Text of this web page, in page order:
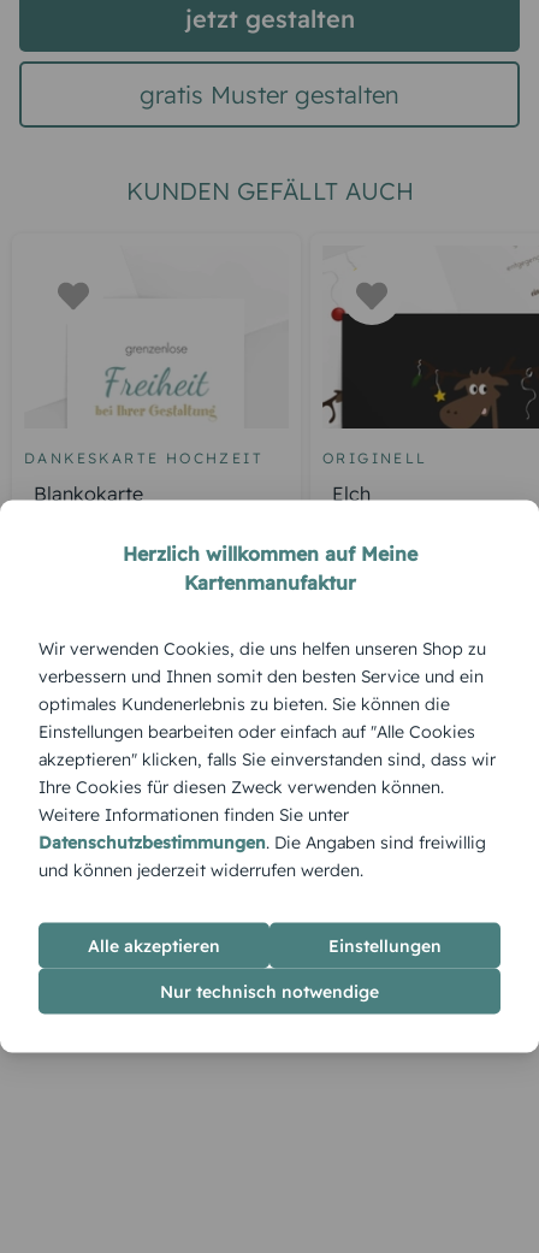
jetzt gestalten
gratis Muster gestalten
KUNDEN GEFÄLLT AUCH
DANKESKARTE HOCHZEIT
Blankokarte
ORIGINELL
Elch
Produktbeschreibung
„Leise rieselt der Schnee“ – das Motiv dieser Karte fängt das
sanfte Fallen der Flocken ein, als würde die Welt für einen
Moment stillstehen. Ein stimmungsvolles Bild, das Ruhe und
festliche Magie verströmt.
Herzlich willkommen auf Meine
Kartenmanufaktur
Wir verwenden Cookies, die uns helfen unseren Shop zu
verbessern und Ihnen somit den besten Service und ein
optimales Kundenerlebnis zu bieten. Sie können die
Einstellungen bearbeiten oder einfach auf "Alle Cookies
akzeptieren" klicken, falls Sie einverstanden sind, dass wir
Ihre Cookies für diesen Zweck verwenden können.
Weitere Informationen finden Sie unter
Datenschutzbestimmungen. Die Angaben sind freiwillig
und können jederzeit widerrufen werden.
Alle akzeptieren Einstellungen
Nur technisch notwendige